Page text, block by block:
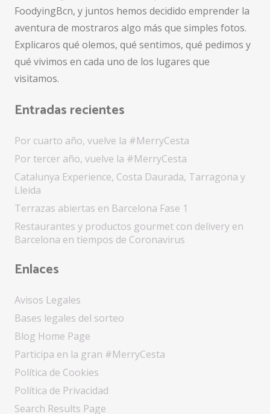
FoodyingBcn, y juntos hemos decidido emprender la
aventura de mostraros algo más que simples fotos.
Explicaros qué olemos, qué sentimos, qué pedimos y
qué vivimos en cada uno de los lugares que
visitamos.
Entradas recientes
Por cuarto año, vuelve la #MerryCesta
Por tercer año, vuelve la #MerryCesta
Catalunya Experience, Costa Daurada, Tarragona y
Lleida
Terrazas abiertas en Barcelona Fase 1
Restaurantes y productos gourmet con delivery en
Barcelona en tiempos de Coronavirus
Enlaces
Avisos Legales
Bases legales del sorteo
Blog Home Page
Participa en la gran #MerryCesta
Política de Cookies
Política de Privacidad
Search Results Page